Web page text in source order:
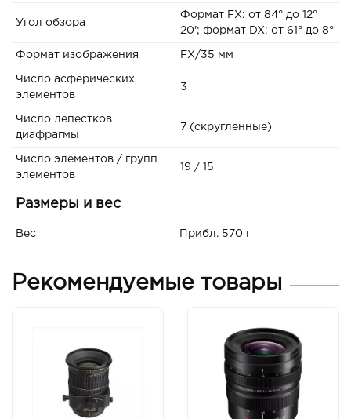
Угол обзора
Формат FX: от 84° до 12°
20'; формат DX: от 61° до 8°
Формат изображения FX/35 мм
Число асферических
элементов
3
Число лепестков
диафрагмы
7 (скругленные)
Число элементов / групп
элементов
19 / 15
Размеры и вес
Вес Прибл. 570 г
Рекомендуемые товары